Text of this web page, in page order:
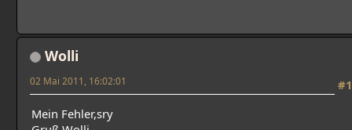
Wolli
#1
02 Mai 2011, 16:02:01
Mein Fehler,sry